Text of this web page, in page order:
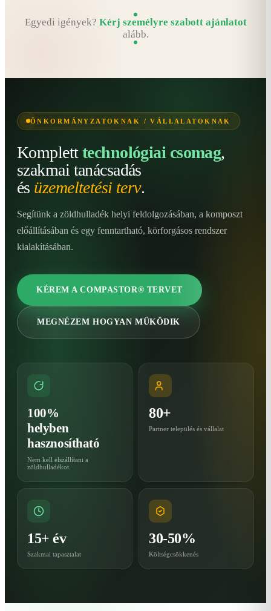
Egyedi igények? Kérj személyre szabott ajánlatot
alább.
ÖNKORMÁNYZATOKNAK / VÁLLALATOKNAK
Kompletttechnológiai csomag,
szakmai tanácsadás
és üzemeltetési terv.
Segítünk a zöldhulladék helyi feldolgozásában, a komposzt
előállításában és egy fenntartható, körforgásos rendszer
kialakításában.
KÉREM A COMPASTOR® TERVET
MEGNÉZEM HOGYAN MŰKÖDIK
100%
helyben
hasznosítható
Nem kell elszállítani a
zöldhulladékot.
80+
Partner település és vállalat
15+ év
Szakmai tapasztalat
30-50%
Költségcsökkenés